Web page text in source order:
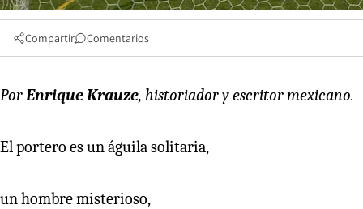
Compartir Comentarios
PorEnrique Krauze, historiador y escritor mexicano.
El portero es un águila solitaria,
un hombre misterioso,